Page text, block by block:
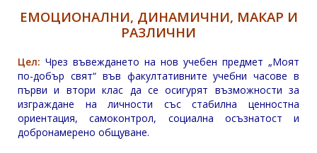
ЕМОЦИОНАЛНИ, ДИНАМИЧНИ, МАКАР И
РАЗЛИЧНИ
Цел: Чрез въвеждането на нов учебен предмет „Моят
по-добър свят“ във факултативните учебни часове в
първи и втори клас да се осигурят възможности за
изграждане на личности със стабилна ценностна
ориентация, самоконтрол, социална осъзнатост и
добронамерено общуване.